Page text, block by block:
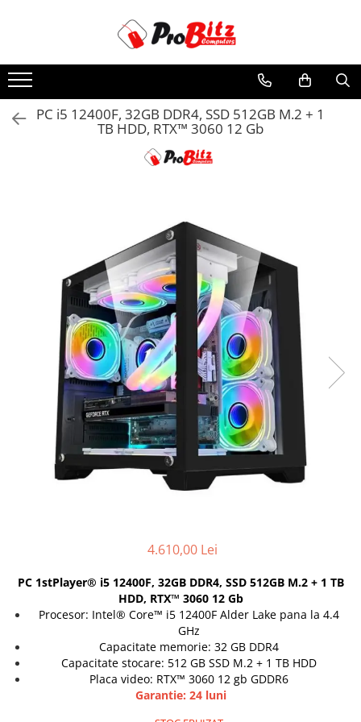
Laptopuri si accesorii
Laptopuri
Hard Disk-uri laptop
Baterii laptop
Componente REFURBISHED Laptop
Hard Disk-uri Refurbished
Accesorii Laptop
Docking stations
Genti Laptop
Incarcatoare laptop
Incarcatoare laptop refurbished
Standuri și Coolere Laptop
Alte accesorii
Calculatoare Mini NOI
Calculatoare SECOND-HAND
Calculatoare REFURBISHED
Calculatoare RENEW
Calculatoare WORKSTATION
PC i5 12400F, 32GB DDR4, SSD 512GB M.2 + 1
TB HDD, RTX™ 3060 12 Gb
4.610,00 Lei
PC 1stPlayer® i5 12400F, 32GB DDR4, SSD 512GB M.2 + 1 TB
HDD, RTX™ 3060 12 Gb
Procesor: Intel® Core™ i5 12400F Alder Lake pana la 4.4
GHz
Capacitate memorie: 32 GB DDR4
Capacitate stocare: 512 GB SSD M.2 + 1 TB HDD
Placa video: RTX™ 3060 12 gb GDDR6
Garantie: 24 luni